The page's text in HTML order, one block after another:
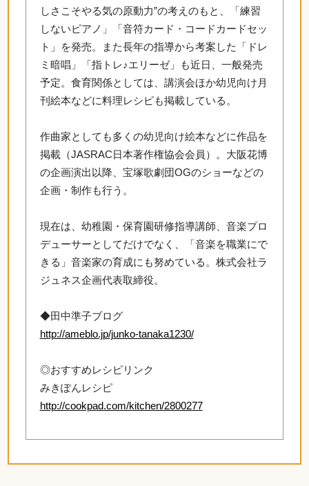
しさこそやる気の原動力”の考えのもと、「練習
しないピアノ」「音符カード・コードカードセッ
ト」を発売。また長年の指導から考案した「ドレ
ミ暗唱」「指トレ♪エリーゼ」も近日、一般発売
予定。食育関係としては、講演会ほか幼児向け月
刊絵本などに料理レシピも掲載している。
作曲家としても多くの幼児向け絵本などに作品を
掲載（JASRAC日本著作権協会会員）。大阪花博
の企画演出以降、宝塚歌劇団OGのショーなどの
企画・制作も行う。
現在は、幼稚園・保育園研修指導講師、音楽プロ
デューサーとしてだけでなく、「音楽を職業にで
きる」音楽家の育成にも努めている。株式会社ラ
ジュネス企画代表取締役。
◆田中準子ブログ
http://ameblo.jp/junko-tanaka1230/
◎おすすめレシピリンク
みきぽんレシピ
http://cookpad.com/kitchen/2800277